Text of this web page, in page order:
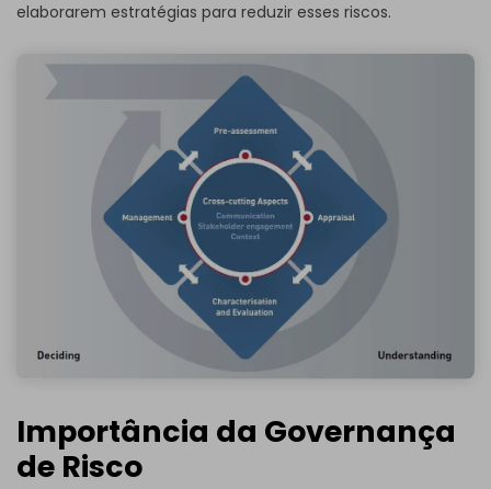
elaborarem estratégias para reduzir esses riscos.
Importância da Governança
de Risco